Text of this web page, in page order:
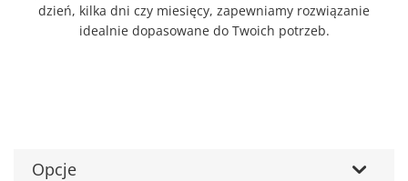
dzień, kilka dni czy miesięcy, zapewniamy rozwiązanie
idealnie dopasowane do Twoich potrzeb.
Opcje